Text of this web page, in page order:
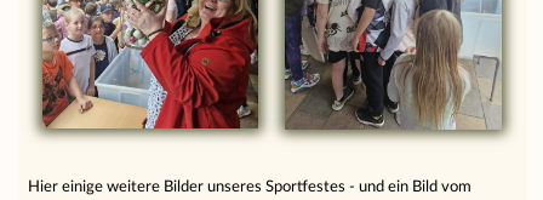
Hier einige weitere Bilder unseres Sportfestes - und ein Bild vom